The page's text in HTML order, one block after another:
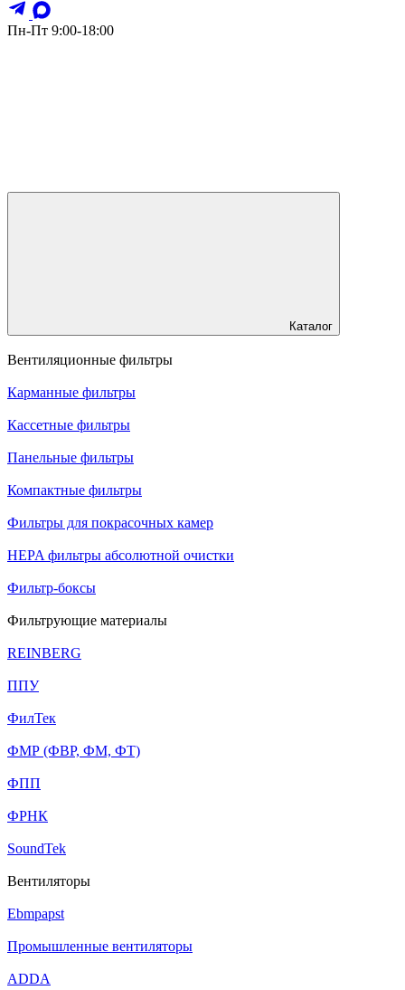
Пн-Пт 9:00-18:00
Каталог
Вентиляционные фильтры
Карманные фильтры
Кассетные фильтры
Панельные фильтры
Компактные фильтры
Фильтры для покрасочных камер
HEPA фильтры абсолютной очистки
Фильтр-боксы
Фильтрующие материалы
REINBERG
ППУ
ФилТек
ФМР (ФВР, ФМ, ФТ)
ФПП
ФРНК
SoundTek
Вентиляторы
Ebmpapst
Промышленные вентиляторы
ADDA